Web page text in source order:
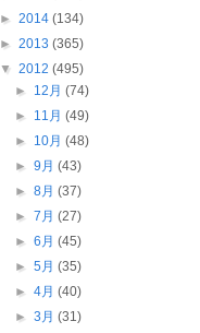
► 2014 (134)
► 2013 (365)
▼ 2012 (495)
► 12月(74)
► 11月(49)
► 10月(48)
►9月(43)
►8月(37)
►7月(27)
►6月(45)
►5月(35)
►4月(40)
►3月(31)